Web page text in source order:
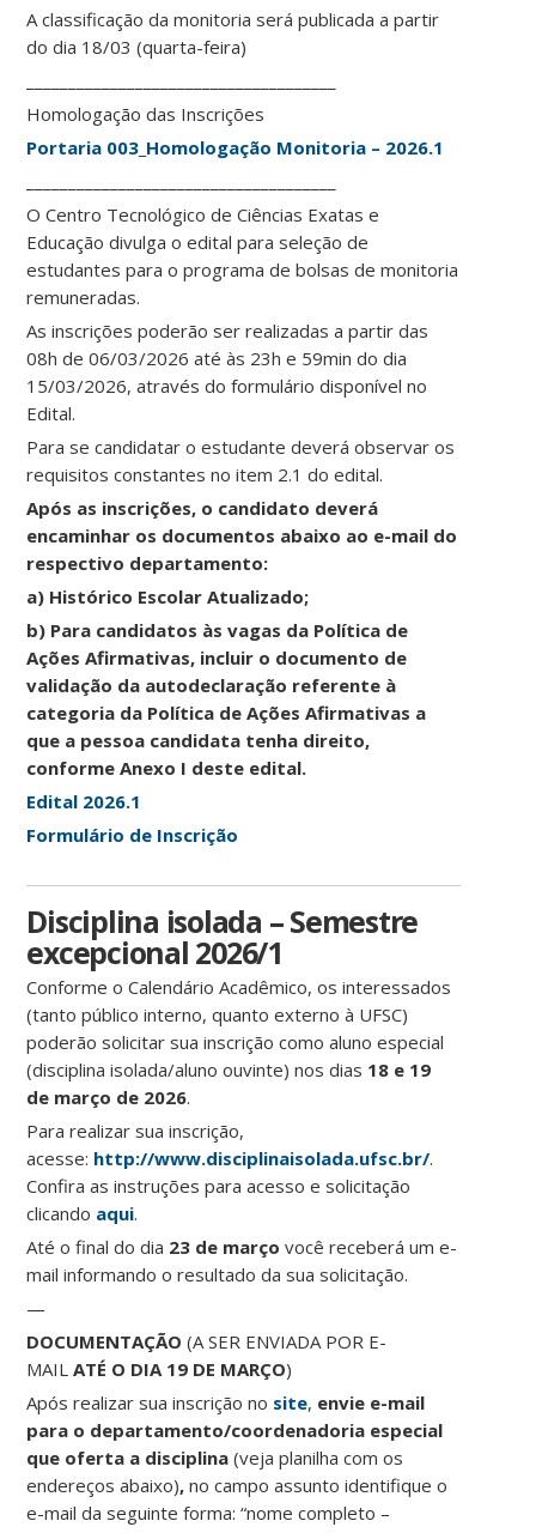
A classificação da monitoria será publicada a partir
do dia 18/03 (quarta-feira)
Homologação das Inscrições
Portaria 003_Homologação Monitoria – 2026.1
O Centro Tecnológico de Ciências Exatas e
Educação divulga o edital para seleção de
estudantes para o programa de bolsas de monitoria
remuneradas.
As inscrições poderão ser realizadas a partir das
08h de 06/03/2026 até às 23h e 59min do dia
15/03/2026, através do formulário disponível no
Edital.
Para se candidatar o estudante deverá observar os
requisitos constantes no item 2.1 do edital.
Após as inscrições, o candidato deverá
encaminhar os documentos abaixo ao e-mail do
respectivo departamento:
a) Histórico Escolar Atualizado;
b) Para candidatos às vagas da Política de
Ações Afirmativas, incluir o documento de
validação da autodeclaração referente à
categoria da Política de Ações Afirmativas a
que a pessoa candidata tenha direito,
conforme Anexo I deste edital.
Edital 2026.1
Formulário de Inscrição
Disciplina isolada – Semestre
excepcional 2026/1
Conforme o Calendário Acadêmico, os interessados
(tanto público interno, quanto externo à UFSC)
poderão solicitar sua inscrição como aluno especial
(disciplina isolada/aluno ouvinte) nos dias 18 e 19
de março de 2026.
Para realizar sua inscrição,
acesse: http://www.disciplinaisolada.ufsc.br/.
Confira as instruções para acesso e solicitação
clicando aqui.
Até o final do dia 23 de março você receberá um e-
mail informando o resultado da sua solicitação.
—
DOCUMENTAÇÃO (A SER ENVIADA POR E-
MAILATÉ O DIA 19 DE MARÇO)
Após realizar sua inscrição no site, envie e-mail
para o departamento/coordenadoria especial
que oferta a disciplina (veja planilha com os
endereços abaixo),no campo assunto identifique o
e-mail da seguinte forma: “nome completo –